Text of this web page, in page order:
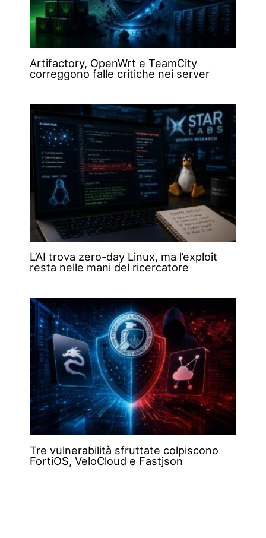
Artifactory, OpenWrt e TeamCity
correggono falle critiche nei server
L’AI trova zero-day Linux, ma l’exploit
resta nelle mani del ricercatore
Tre vulnerabilità sfruttate colpiscono
FortiOS, VeloCloud e Fastjson